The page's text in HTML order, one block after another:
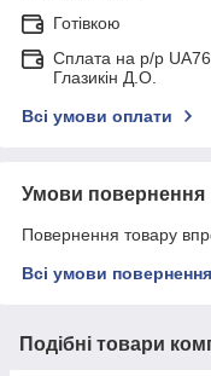
Готівкою
Сплата на р/р
Глазикін Д.О.
Всі умови оплати
Умови повернення
Повернення товару
Всі умови повернення
Подібні товари